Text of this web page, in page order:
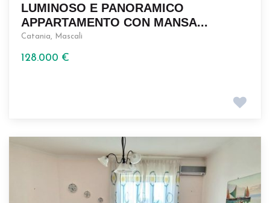
LUMINOSO E PANORAMICO
APPARTAMENTO CON MANSA...
Catania, Mascali
128.000 €